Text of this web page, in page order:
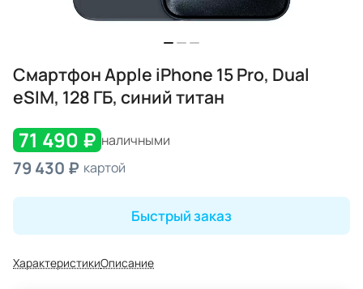
Смартфон Apple iPhone 15 Pro, Dual
eSIM, 128 ГБ, синий титан
71 490 ₽ наличными
79 430 ₽ картой
Быстрый заказ
ХарактеристикиОписание